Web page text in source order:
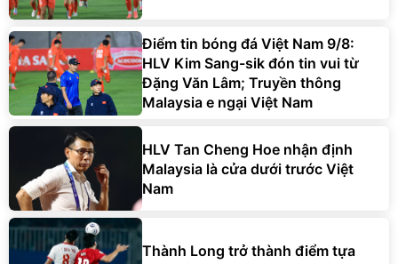
Điểm tin bóng đá Việt Nam 9/8:
HLV Kim Sang-sik đón tin vui từ
Đặng Văn Lâm; Truyền thông
Malaysia e ngại Việt Nam
HLV Tan Cheng Hoe nhận định
Malaysia là cửa dưới trước Việt
Nam
Thành Long trở thành điểm tựa